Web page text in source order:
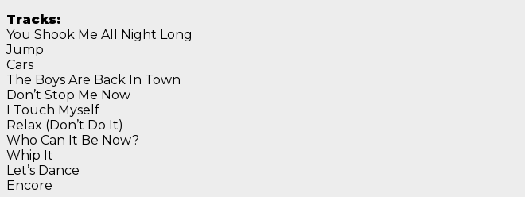
Tracks:
You Shook Me All Night Long
Jump
Cars
The Boys Are Back In Town
Don’t Stop Me Now
I Touch Myself
Relax (Don’t Do It)
Who Can It Be Now?
Whip It
Let’s Dance
Encore